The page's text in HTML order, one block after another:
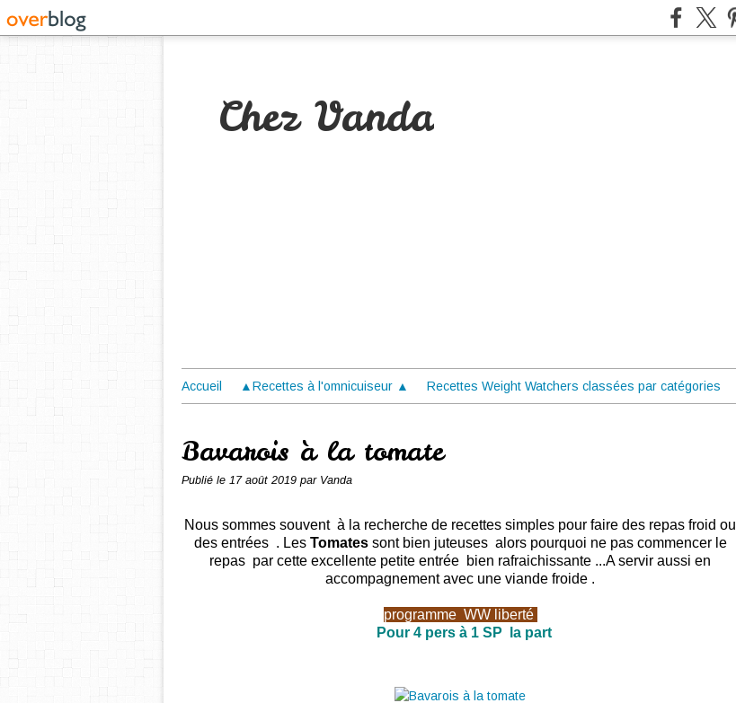
Chez Vanda
Accueil ▲Recettes à l'omnicuiseur ▲ Recettes Weight Watchers classées par catégories
Bavarois à la tomate
Publié le 17 août 2019 par Vanda
Nous sommes souvent à la recherche de recettes simples pour faire des repas froid ou
des entrées . Les Tomatessont bien juteuses alors pourquoi ne pas commencer le
repas par cette excellente petite entrée bien rafraichissante ...A servir aussi en
accompagnement avec une viande froide .
programme WWliberté
Pour 4 pers à 1 SP la part